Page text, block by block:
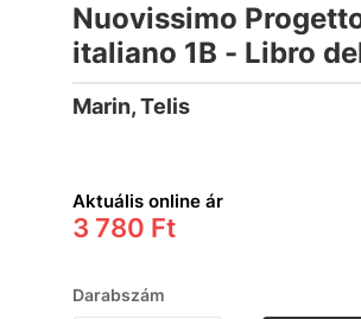
Nuovissimo
italiano 1B - Libro
studente con CD
Marin, Telis
Aktuális online ár
3 780 Ft
Darabszám